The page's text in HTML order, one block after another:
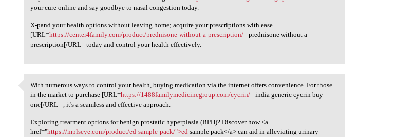
your cure online and say goodbye to nasal congestion today.
X-pand your health options without leaving home; acquire your prescriptions with ease.
[URL=https://center4family.com/product/prednisone-without-a-prescription/ - prednisone without a
prescription[/URL - today and control your health effectively.
With numerous ways to control
With numerous ways to control your health, buying medication via the internet offers convenience. For those
in the market to purchase [URL=https://1488familymedicinegroup.com/cycrin/ - india generic cycrin buy
one[/URL - , it's a seamless and effective approach.
Exploring treatment options for benign prostatic hyperplasia (BPH)? Discover how <a
href="https://mplseye.com/product/ed-sample-pack/">ed sample pack</a> can aid in alleviating urinary